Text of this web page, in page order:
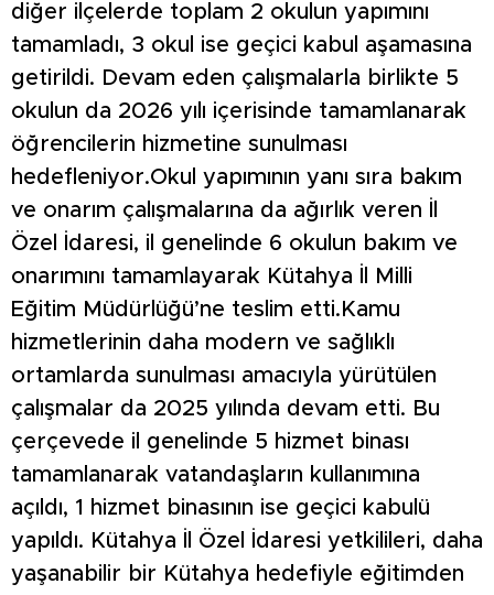
diğer ilçelerde toplam 2 okulun yapımını
tamamladı, 3 okul ise geçici kabul aşamasına
getirildi. Devam eden çalışmalarla birlikte 5
okulun da 2026 yılı içerisinde tamamlanarak
öğrencilerin hizmetine sunulması
hedefleniyor.Okul yapımının yanı sıra bakım
ve onarım çalışmalarına da ağırlık veren İl
Özel İdaresi, il genelinde 6 okulun bakım ve
onarımını tamamlayarak Kütahya İl Milli
Eğitim Müdürlüğü’ne teslim etti.Kamu
hizmetlerinin daha modern ve sağlıklı
ortamlarda sunulması amacıyla yürütülen
çalışmalar da 2025 yılında devam etti. Bu
çerçevede il genelinde 5 hizmet binası
tamamlanarak vatandaşların kullanımına
açıldı, 1 hizmet binasının ise geçici kabulü
yapıldı. Kütahya İl Özel İdaresi yetkilileri, daha
yaşanabilir bir Kütahya hedefiyle eğitimden